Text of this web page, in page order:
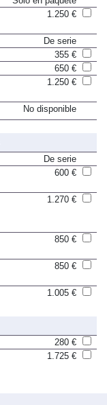
1.250 €
De serie
355 €
650 €
1.250 €
No disponible
De serie
600 €
1.270 €
850 €
850 €
1.005 €
280 €
1.725 €